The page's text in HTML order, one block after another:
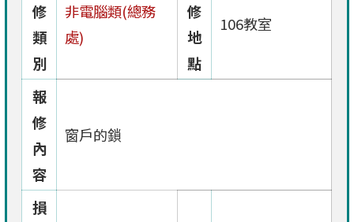
修
類
別
非電腦類(總務
處)
修
地
點
106教室
報
修
內
容
窗戶的鎖
損